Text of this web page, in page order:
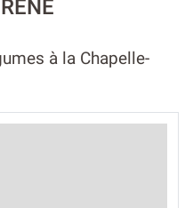
à la Chapelle-